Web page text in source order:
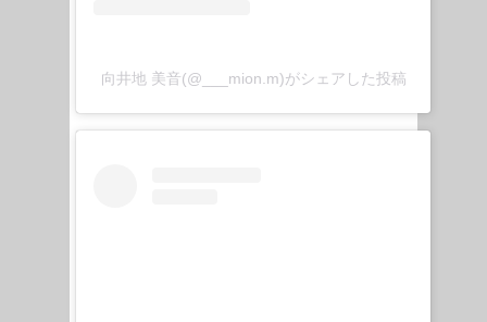
向井地 美音(@___mion.m)がシェアした投稿